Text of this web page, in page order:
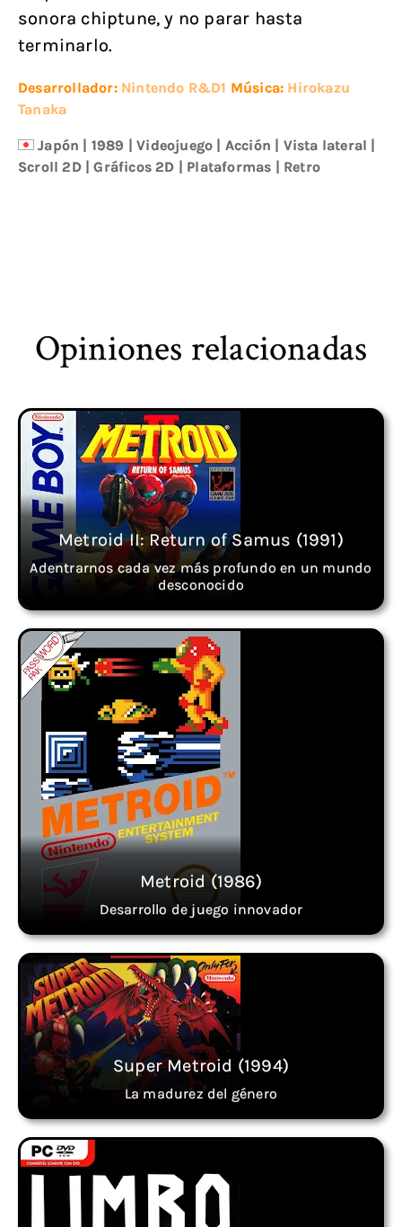
sonora chiptune, y no parar hasta
terminarlo.
Desarrollador: Nintendo R&D1 Música: Hirokazu
Tanaka
Japón | 1989 |Videojuego | Acción | Vista lateral |
Scroll 2D|Gráficos 2D | Plataformas | Retro
Opiniones relacionadas
Metroid II: Return of Samus (1991)
Adentrarnos cada vez más profundo en un mundo
desconocido
Metroid (1986)
Desarrollo de juego innovador
Super Metroid (1994)
La madurez del género